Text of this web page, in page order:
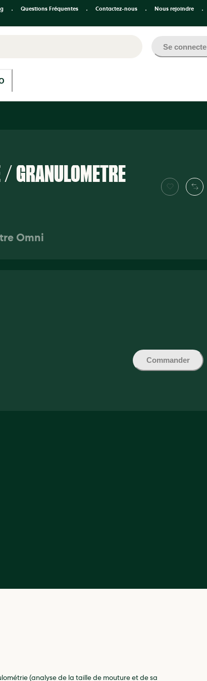
Questions Fréquentes Contactez-nous Nous rejoindre
Se
GRANULOMÈTRE
Omni
Commander
(analyse de la taille de mouture et de sa